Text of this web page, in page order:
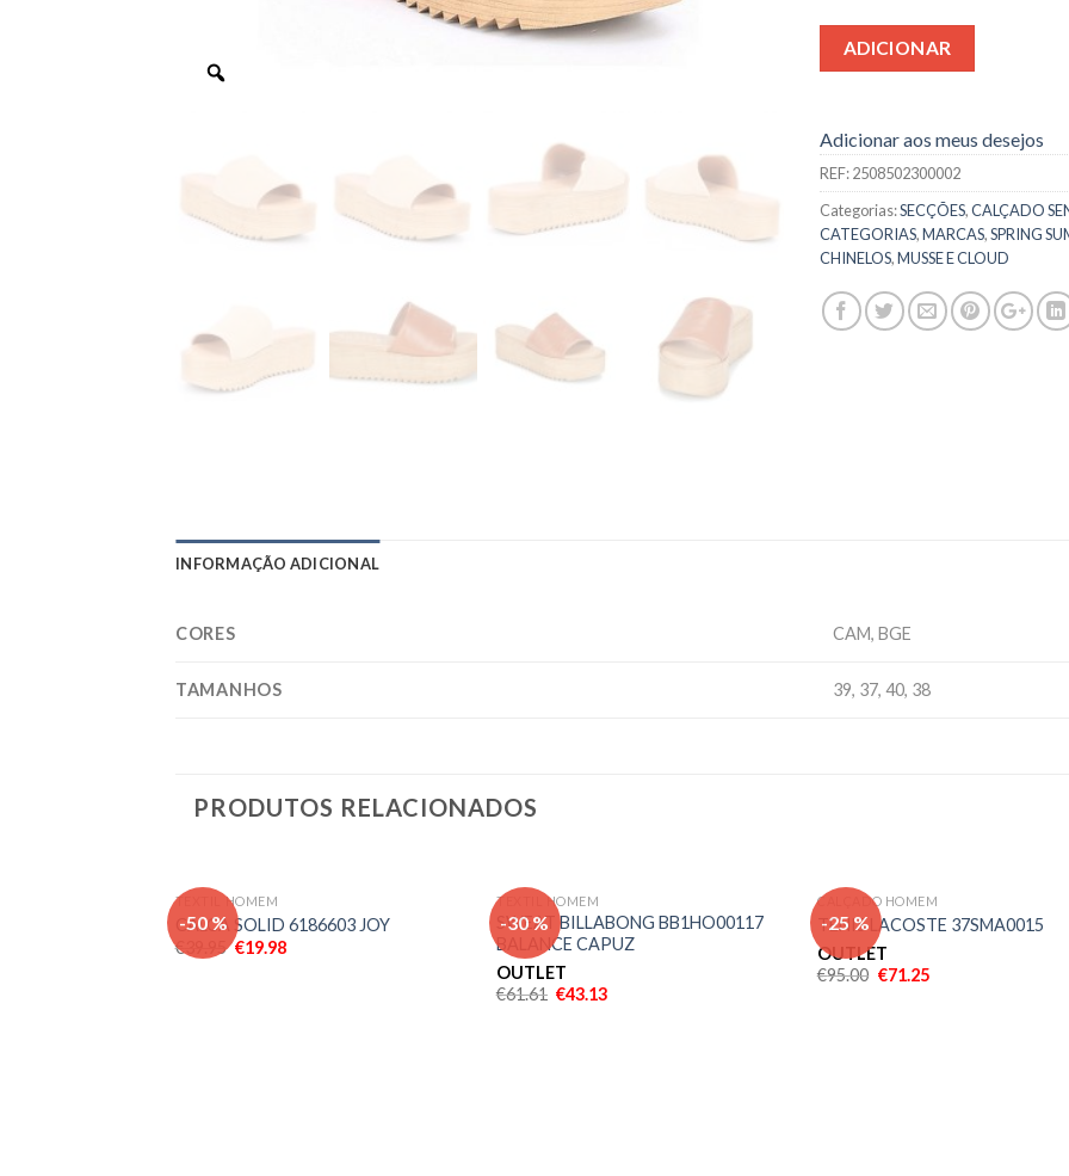
ADICIONAR
Adicionar aos meus desejos
REF:2508502300002
Categorias:SECÇÕES,CALÇADO
CATEGORIAS,MARCAS,SPRING
CHINELOS,MUSSE E CLOUD
INFORMAÇÃO ADICIONAL
CORES CAM, BGE
TAMANHOS 39, 37, 40, 38
PRODUTOS RELACIONADOS
-50 %
Adicionar
TEXTIL HOMEM
CALCA SOLID 6186603 JOY
€
39.95 €19.98
-30 %
Adicionar
aos meus
TEXTIL HOMEM
SWEAT BILLABONG BB1HO00117
BALANCE CAPUZ
OUTLET
€61.61 €43.13
-25 %
aos
CALÇADO HOMEM
TENIS LACOSTE 37SMA0015
OUTLET
€95.00 €71.25